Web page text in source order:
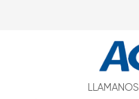
LLAMANOS